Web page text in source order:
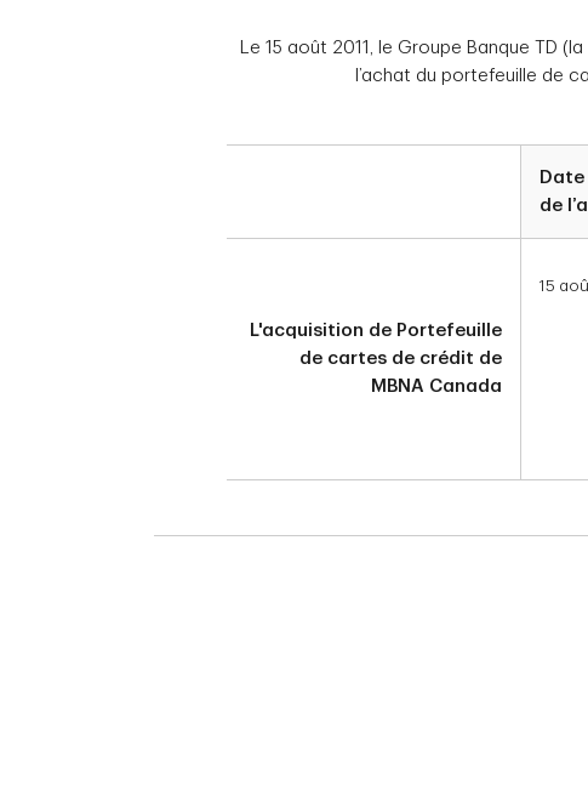
Le 15 août 2011, le Groupe Banque TD
l’achat du portefeuille de
Date
de
L'acquisition de Portefeuille
de cartes de crédit de
MBNA Canada
15